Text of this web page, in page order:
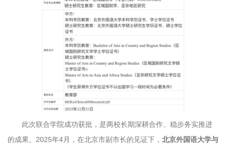
此次联合学院成功获批，是两校长期深耕合作、稳步务实推进
的成果。2025年4月，在北京市副市长的见证下， 北京外国语大学与